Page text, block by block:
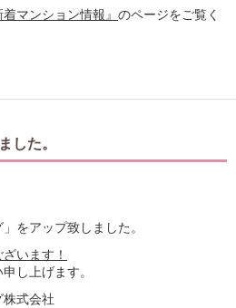
着マンション情報』 のページをご覧く
した。
をアップ致しました。
います！
し上げます。
式会社